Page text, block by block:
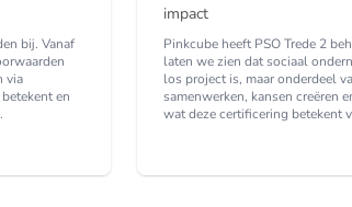
bij. Vanaf
via
en
impact
Pinkcube heeft PSO Trede 2
laten we zien dat sociaal
los project is, maar onderdeel
samenwerken, kansen creëren
wat deze certificering betekent